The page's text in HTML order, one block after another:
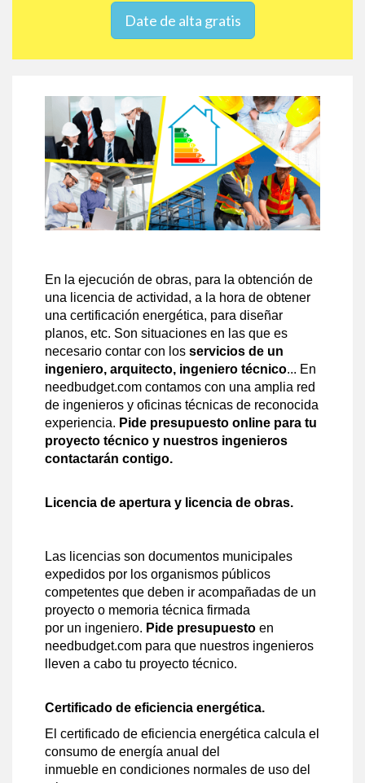
Date de alta gratis
En la ejecución de obras, para la obtención de
una licencia de actividad, a la hora de obtener
una certificación energética, para diseñar
planos, etc. Son situaciones en las que es
necesario contar con los servicios de un
ingeniero, arquitecto, ingeniero técnico... En
needbudget.com contamos con una amplia red
de ingenieros y oficinas técnicas de reconocida
experiencia. Pide presupuesto online para tu
proyecto técnico y nuestros ingenieros
contactarán contigo.
Licencia de apertura y licencia de obras.
Las licencias son documentos municipales
expedidos por los organismos públicos
competentes que deben ir acompañadas de un
proyecto o memoria técnica firmada
por un ingeniero. Pide presupuesto en
needbudget.com para que nuestros ingenieros
lleven a cabo tu proyecto técnico.
Certificado de eficiencia energética.
El certificado de eficiencia energética calcula el
consumo de energía anual del
inmueble en condiciones normales de uso del